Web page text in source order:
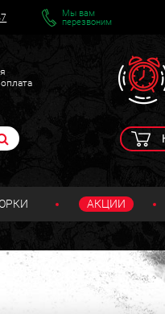
Мы вам
перезвоним
АКЦИИ